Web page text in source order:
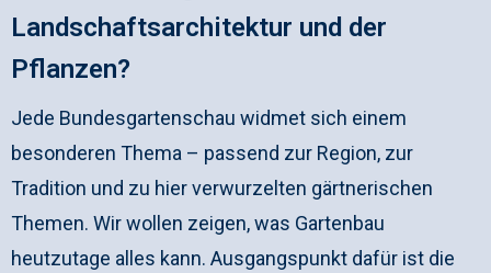
Landschaftsarchitektur und der
Pflanzen?
Jede Bundesgartenschau widmet sich einem
besonderen Thema – passend zur Region, zur
Tradition und zu hier verwurzelten gärtnerischen
Themen. Wir wollen zeigen, was Gartenbau
heutzutage alles kann. Ausgangspunkt dafür ist die